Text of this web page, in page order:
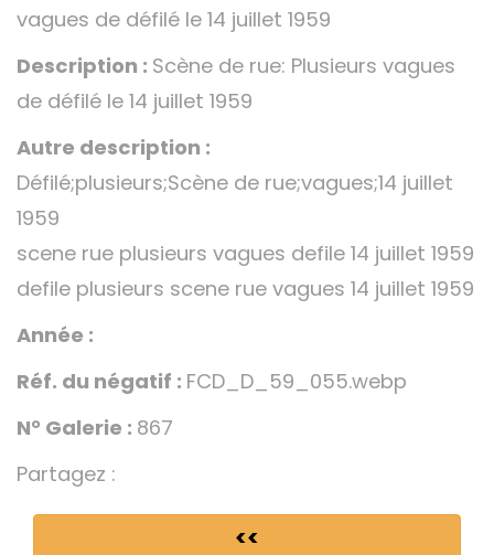
vagues de défilé le 14 juillet 1959
Description : Scène de rue: Plusieurs vagues
de défilé le 14 juillet 1959
Autre description :
Défilé;plusieurs;Scène de rue;vagues;14 juillet
1959
scene rue plusieurs vagues defile 14 juillet 1959
defile plusieurs scene rue vagues 14 juillet 1959
Année :
Réf. du négatif : FCD_D_59_055.webp
N° Galerie : 867
Partagez :
<<